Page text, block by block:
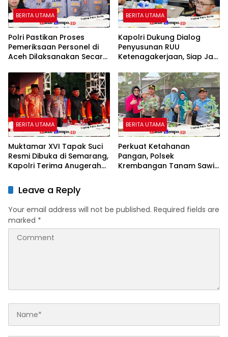
BERITA UTAMA
Polri Pastikan Proses
Pemeriksaan Personel di
Aceh Dilaksanakan Secara
Transparan
BERITA UTAMA
Kapolri Dukung Dialog
Penyusunan RUU
Ketenagakerjaan, Siap Jadi
BERITA UTAMA
Muktamar XVI Tapak Suci
Resmi Dibuka di Semarang,
Kapolri Terima Anugerah
BERITA UTAMA
Perkuat Ketahanan
Pangan, Polsek
Krembangan Tanam Sawi
Leave a Reply
Your email address will not be published. Required fields are
marked *